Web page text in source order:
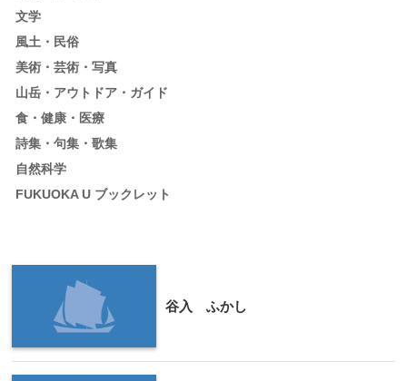
文学
風土・民俗
美術・芸術・写真
山岳・アウトドア・ガイド
食・健康・医療
詩集・句集・歌集
自然科学
FUKUOKA U ブックレット
谷入 ふかし